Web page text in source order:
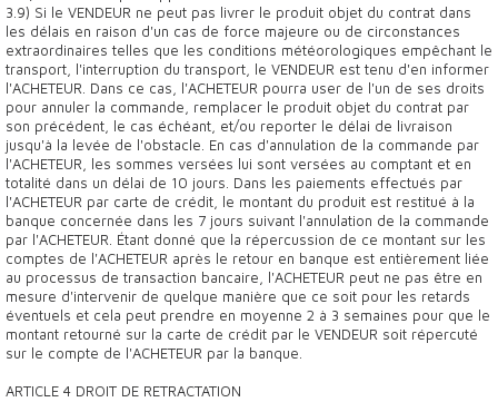
3.9) Si le VENDEUR ne peut pas livrer le produit objet du contrat dans
les délais en raison d'un cas de force majeure ou de circonstances
extraordinaires telles que les conditions météorologiques empêchant le
transport, l'interruption du transport, le VENDEUR est tenu d'en informer
l'ACHETEUR. Dans ce cas, l'ACHETEUR pourra user de l'un de ses droits
pour annuler la commande, remplacer le produit objet du contrat par
son précédent, le cas échéant, et/ou reporter le délai de livraison
jusqu'à la levée de l'obstacle. En cas d'annulation de la commande par
l'ACHETEUR, les sommes versées lui sont versées au comptant et en
totalité dans un délai de 10 jours. Dans les paiements effectués par
l'ACHETEUR par carte de crédit, le montant du produit est restitué à la
banque concernée dans les 7 jours suivant l'annulation de la commande
par l'ACHETEUR. Étant donné que la répercussion de ce montant sur les
comptes de l'ACHETEUR après le retour en banque est entièrement liée
au processus de transaction bancaire, l'ACHETEUR peut ne pas être en
mesure d'intervenir de quelque manière que ce soit pour les retards
éventuels et cela peut prendre en moyenne 2 à 3 semaines pour que le
montant retourné sur la carte de crédit par le VENDEUR soit répercuté
sur le compte de l'ACHETEUR par la banque.
ARTICLE 4 DROIT DE RETRACTATION